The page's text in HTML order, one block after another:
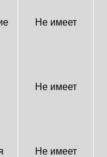
Не имеет
Не имеет
Не имеет